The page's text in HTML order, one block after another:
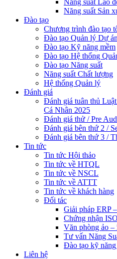
Năng suất Lao
Năng suất Sản
Đào tạo
Chương trình đào tạo
Đào tạo Quản lý Dự án
Đào tạo Kỹ năng mềm
Đào tạo Hệ thống
Đào tạo Năng suất
Năng suất Chất lượng
Hệ thống Quản lý
Đánh giá
Đánh giá tuân thủ
Cá Nhân 2025
Đánh giá thử / Pre
Đánh giá bên thứ 2 /
Đánh giá bên thứ 3 /
Tin tức
Tin tức Hội thảo
Tin tức về HTQL
Tin tức về NSCL
Tin tức về ATTT
Tin tức về khách hàng
Đối tác
Giải pháp ERP
Chứng nhận
Văn phòng ảo –
Tư vấn Năng
Đào tạo kỹ
Liên hệ